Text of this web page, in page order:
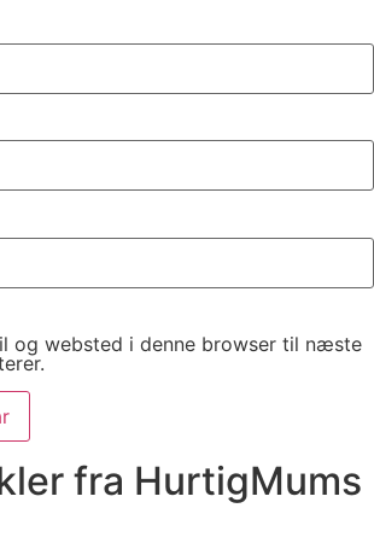
og websted i denne browser til næste
fra HurtigMums